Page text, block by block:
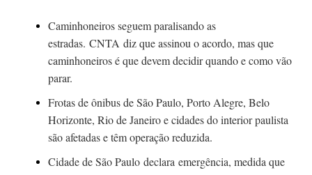
Caminhoneiros seguem paralisando as
estradas. CNTA diz que assinou o acordo, mas que
caminhoneiros é que devem decidir quando e como vão
parar.
Frotas de ônibus de São Paulo, Porto Alegre, Belo
Horizonte, Rio de Janeiro e cidades do interior paulista
são afetadas e têm operação reduzida.
Cidade de São Paulo declara emergência, medida que